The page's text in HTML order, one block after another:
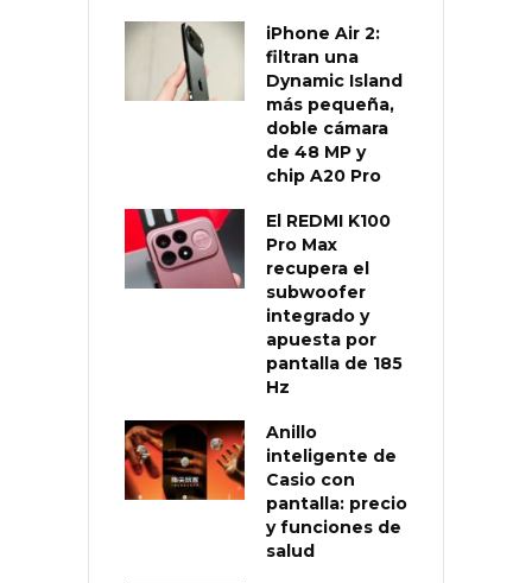
iPhone Air 2:
filtran una
Dynamic Island
más pequeña,
doble cámara
de 48 MP y
chip A20 Pro
El REDMI K100
Pro Max
recupera el
subwoofer
integrado y
apuesta por
pantalla de 185
Hz
Anillo
inteligente de
Casio con
pantalla: precio
y funciones de
salud